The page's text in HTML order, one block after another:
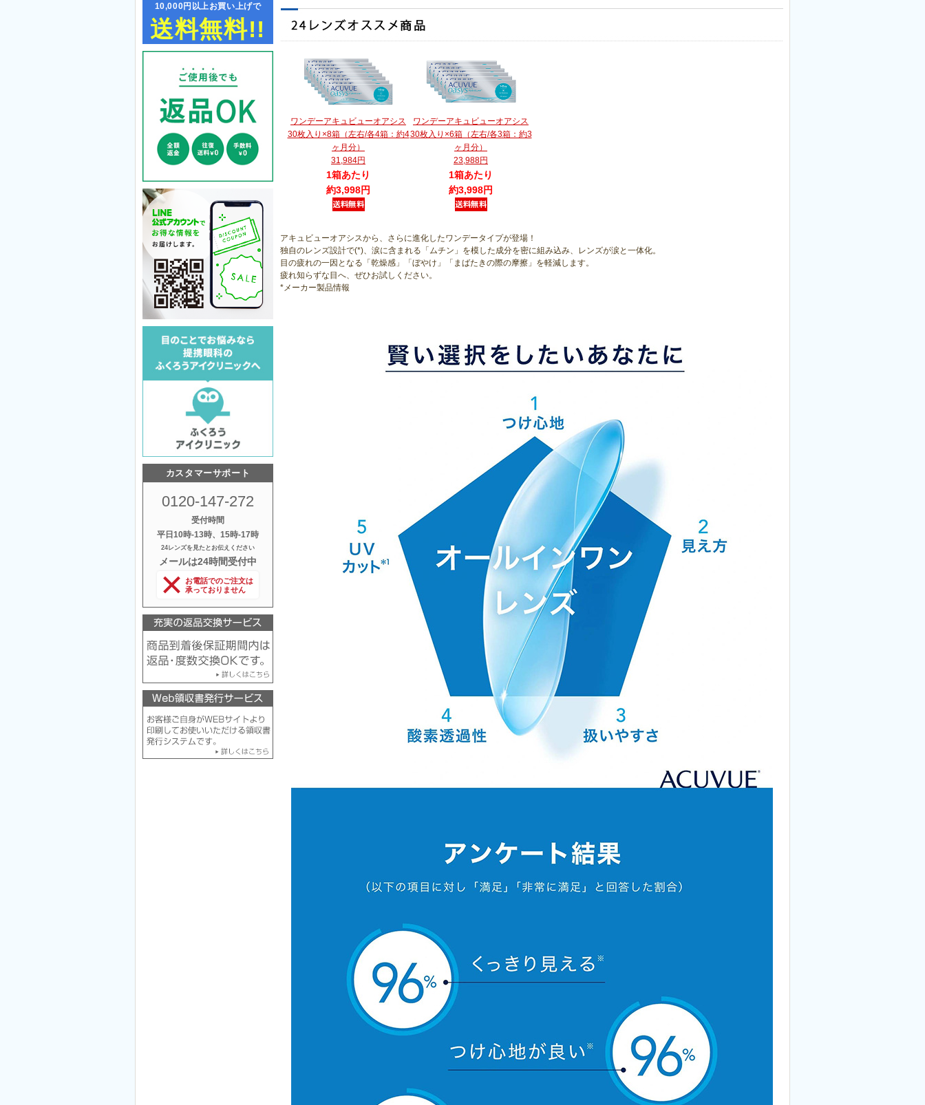
10,000円以上お買い上げで
送料無料!!
カスタマーサポート
0120-147-272
受付時間
平日10時‐13時、15時‐17時
24レンズを見たとお伝えください
メールは24時間受付中
お電話でのご注文は
承っておりません
ワンデーアキュビューオアシス
30枚入り×8箱（左右/各4箱：約4
ヶ月分）
31,984円
1箱あたり
約3,998円
ワンデーアキュビューオアシス
30枚入り×6箱（左右/各3箱：約3
ヶ月分）
23,988円
1箱あたり
約3,998円
アキュビューオアシスから、さらに進化したワンデータイプが登場！
独自のレンズ設計で(*)、涙に含まれる「ムチン」を模した成分を密に組み込み、レンズが涙と一体化。
目の疲れの一因となる「乾燥感」「ぼやけ」「まばたきの際の摩擦」を軽減します。
疲れ知らずな目へ、ぜひお試しください。
*メーカー製品情報